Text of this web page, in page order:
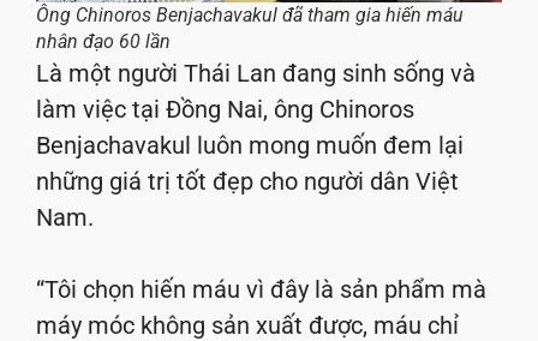
Ông Chinoros Benjachavakul đã tham gia hiến máu
nhân đạo 60 lần
Là một người Thái Lan đang sinh sống và
làm việc tại Đồng Nai, ông Chinoros
Benjachavakul luôn mong muốn đem lại
những giá trị tốt đẹp cho người dân Việt
Nam.
“Tôi chọn hiến máu vì đây là sản phẩm mà
máy móc không sản xuất được, máu chỉ